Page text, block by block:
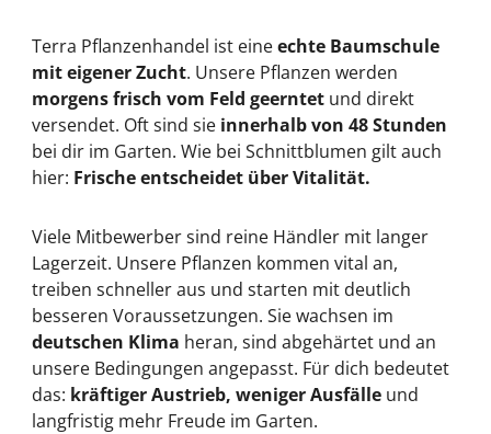
Terra Pflanzenhandel ist eineechte Baumschule
mit eigener Zucht. Unsere Pflanzen werden
morgens frisch vom Feld geerntetund direkt
versendet. Oft sind sie innerhalb von 48 Stunden
bei dir im Garten. Wie bei Schnittblumen gilt auch
hier: Frische entscheidet über Vitalität.
Viele Mitbewerber sind reine Händler mit langer
Lagerzeit. Unsere Pflanzen kommen vital an,
treiben schneller aus und starten mit deutlich
besseren Voraussetzungen. Sie wachsen im
deutschen Klima heran, sind abgehärtet und an
unsere Bedingungen angepasst. Für dich bedeutet
das: kräftiger Austrieb, weniger Ausfälle und
langfristig mehr Freude im Garten.